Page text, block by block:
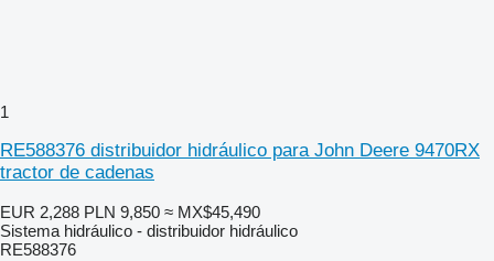
1
RE588376 distribuidor hidráulico para John Deere 9470RX
tractor de cadenas
EUR 2,288 PLN 9,850 ≈ MX$45,490
Sistema hidráulico - distribuidor hidráulico
RE588376